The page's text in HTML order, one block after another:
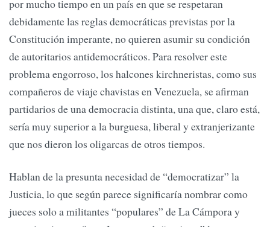
por mucho tiempo en un país en que se respetaran
debidamente las reglas democráticas previstas por la
Constitución imperante, no quieren asumir su condición
de autoritarios antidemocráticos. Para resolver este
problema engorroso, los halcones kirchneristas, como sus
compañeros de viaje chavistas en Venezuela, se afirman
partidarios de una democracia distinta, una que, claro está,
sería muy superior a la burguesa, liberal y extranjerizante
que nos dieron los oligarcas de otros tiempos.
Hablan de la presunta necesidad de “democratizar” la
Justicia, lo que según parece significaría nombrar como
jueces solo a militantes “populares” de La Cámpora y